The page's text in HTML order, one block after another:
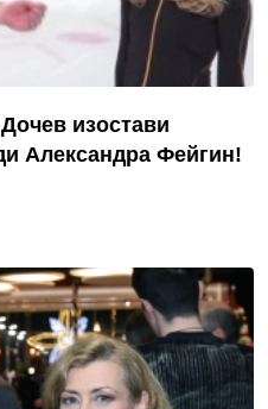
изостави
Александра Фейгин!